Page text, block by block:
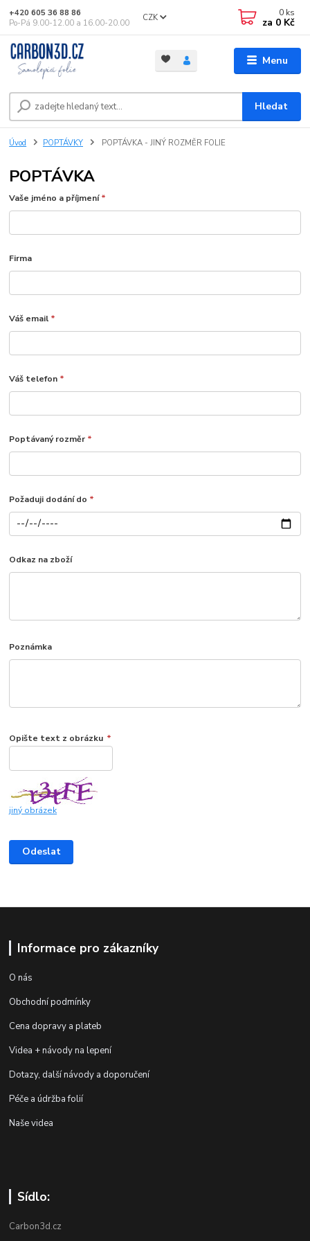
Menu
CZK
Hledat
+420 605 36 88 86
Po-Pá 9.00-12.00 a 16.00-20.00
0 ks
za 0 Kč
Úvod POPTÁVKY POPTÁVKA - JINÝ ROZMĚR FOLIE
POPTÁVKA
Vaše jméno a příjmení*
Firma
Váš email *
Váš telefon *
Poptávaný rozměr *
Požaduji dodání do *
Odkaz na zboží
Poznámka
Opište text z obrázku *
jiný obrázek
Informace pro zákazníky
O nás
Obchodní podmínky
Cena dopravy a plateb
Videa + návody na lepení
Dotazy, další návody a doporučení
Péče a údržba folií
Naše videa
Sídlo:
Carbon3d.cz